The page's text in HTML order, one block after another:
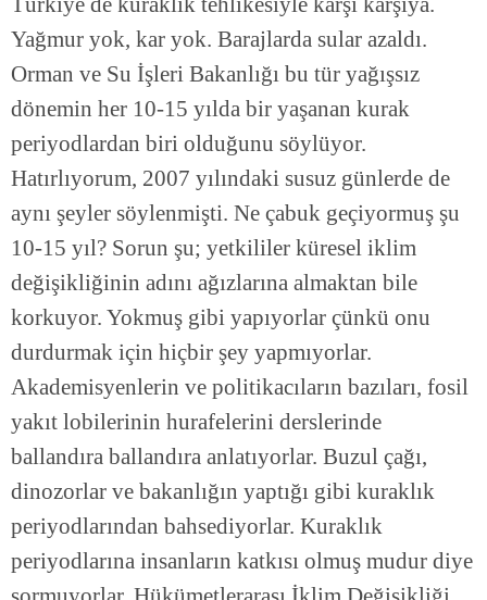
Yağmur yok, kar yok. Barajlarda sular azaldı.
Orman ve Su İşleri Bakanlığı bu tür yağışsız
dönemin her 10-15 yılda bir yaşanan kurak
periyodlardan biri olduğunu söylüyor.
Hatırlıyorum, 2007 yılındaki susuz günlerde de
aynı şeyler söylenmişti. Ne çabuk geçiyormuş şu
10-15 yıl? Sorun şu; yetkililer küresel iklim
değişikliğinin adını ağızlarına almaktan bile
korkuyor. Yokmuş gibi yapıyorlar çünkü onu
durdurmak için hiçbir şey yapmıyorlar.
Akademisyenlerin ve politikacıların bazıları, fosil
yakıt lobilerinin hurafelerini derslerinde
ballandıra ballandıra anlatıyorlar. Buzul çağı,
dinozorlar ve bakanlığın yaptığı gibi kuraklık
periyodlarından bahsediyorlar. Kuraklık
periyodlarına insanların katkısı olmuş mudur diye